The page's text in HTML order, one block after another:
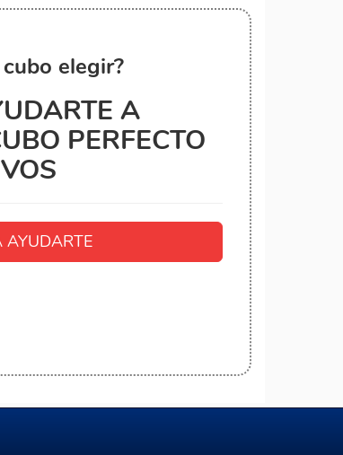
elegir?
A
PERFECTO